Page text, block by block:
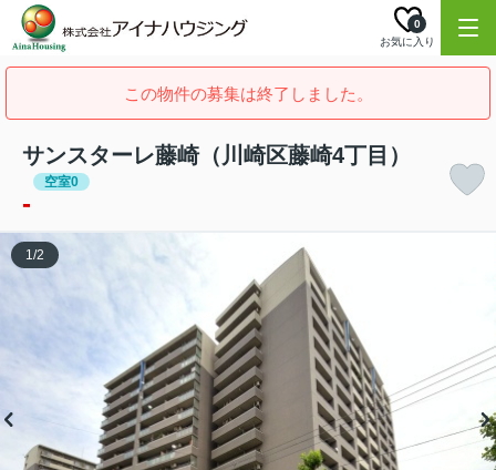
お気に入り
0
この物件の募集は終了しました。
サンスターレ藤崎（川崎区藤崎4丁目）
空室0
-
1/2